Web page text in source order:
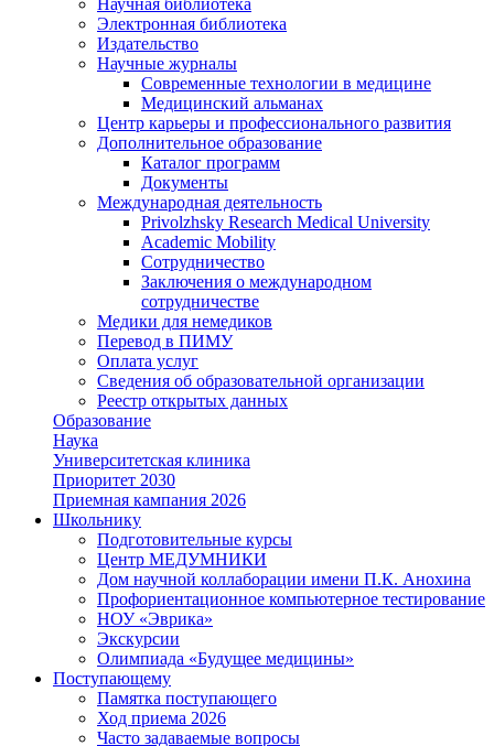
Электронная библиотека
Издательство
Научные журналы
Современные технологии в медицине
Медицинский альманах
Центр карьеры и профессионального развития
Дополнительное образование
Каталог программ
Документы
Международная деятельность
Privolzhsky Research Medical University
Academic Mobility
Сотрудничество
Заключения о международном
сотрудничестве
Медики для немедиков
Перевод в ПИМУ
Оплата услуг
Сведения об образовательной организации
Реестр открытых данных
Образование
Наука
Университетская клиника
Приоритет 2030
Приемная кампания 2026
Школьнику
Подготовительные курсы
Центр МЕДУМНИКИ
Дом научной коллаборации имени П.К. Анохина
Профориентационное компьютерное тестирование
НОУ «Эврика»
Экскурсии
Олимпиада «Будущее медицины»
Поступающему
Памятка поступающего
Ход приема 2026
Часто задаваемые вопросы